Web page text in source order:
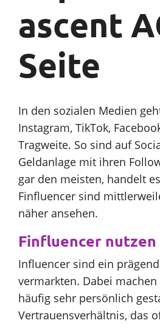
Sparen
Unternehmen
ascent
Seite
In den sozialen Medien
Instagram, TikTok,
Tragweite. So sind auf
Geldanlage mit ihren
gar den meisten, handelt
Finfluencer sind
näher ansehen.
Finfluencer
Influencer sind ein
vermarkten. Dabei
häufig sehr persönlich
Vertrauensverhältnis, das